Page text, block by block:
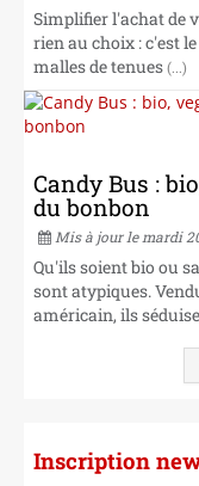
Simplifier l'achat de
rien au choix : c'est
malles de tenues (...)
Candy Bus :
du bonbon
Mis à jour le mardi
Qu'ils soient bio ou
sont atypiques.
américain, ils
Inscription